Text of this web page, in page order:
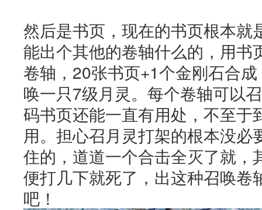
然后是书页，现在的书页根本就
能出个其他的卷轴什么的，用书
卷轴，20张书页+1个金刚石合
唤一只7级月灵。每个卷轴可以
码书页还能一直有用处，不至于
用。担心召月灵打架的根本没必
住的，道道一个合击全灭了就，
便打几下就死了，出这种召唤卷
吧！